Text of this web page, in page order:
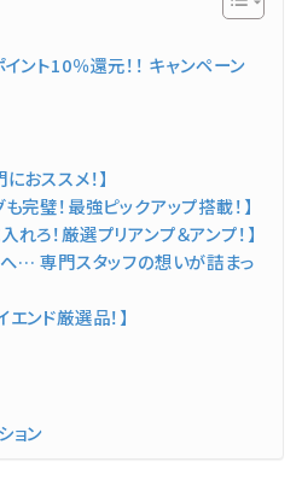
ント10％還元！！ キャンペーン
おススメ！】
完璧！最強ピックアップ搭載！】
ろ！厳選プリアンプ＆アンプ！】
… 専門スタッフの想いが詰まっ
ンド厳選品！】
ョン